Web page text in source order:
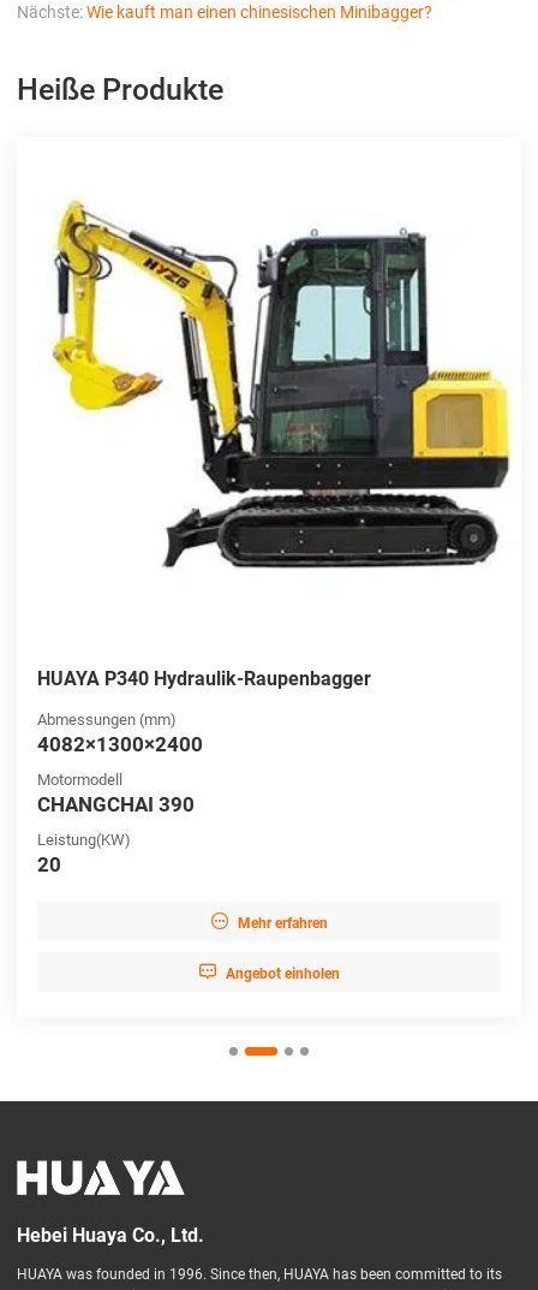
Nächste:Wie kauft man einen chinesischen Minibagger?
Heiße Produkte
HUAYA P340 Hydraulik-Raupenbagger
Abmessungen (mm)
4082×1300×2400
Motormodell
CHANGCHAI 390
Leistung(KW)
20
 Mehr erfahren
 Angebot einholen
Hebei Huaya Co., Ltd.
HUAYA was founded in 1996. Since then, HUAYA has been committed to its